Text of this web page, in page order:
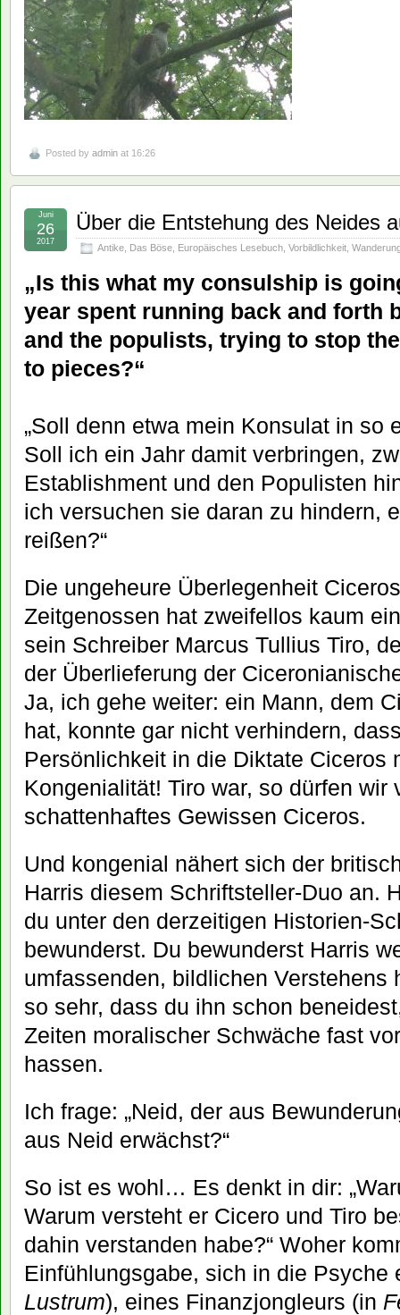
Posted by admin at 16:26
Über die Entstehung des Neides
Antike Das Böse Europäisches Lesebuch Vorbildlichkeit
Juni
26
2017
„Is this what my consulship is
year spent running back and forth
and the populists, trying to stop
to pieces?“
„Soll denn etwa mein Konsulat in so
Soll ich ein Jahr damit verbringen,
Establishment und den Populisten
ich versuchen sie daran zu hindern,
reißen?“
Die ungeheure Überlegenheit
Zeitgenossen hat zweifellos kaum
sein Schreiber Marcus Tullius Tiro,
der Überlieferung der
Ja, ich gehe weiter: ein Mann, dem
hat, konnte gar nicht verhindern,
Persönlichkeit in die Diktate Ciceros
Kongenialität! Tiro war, so dürfen wir
schattenhaftes Gewissen Ciceros.
Und kongenial nähert sich der
Harris diesem Schriftsteller-Duo an.
du unter den derzeitigen Historien-
bewunderst. Du bewunderst Harris
umfassenden, bildlichen Verstehens
so sehr, dass du ihn schon
Zeiten moralischer Schwäche fast
hassen.
Ich frage: „Neid, der aus
aus Neid erwächst?“
So ist es wohl… Es denkt in dir:
Warum versteht er Cicero und Tiro
dahin verstanden habe?“ Woher
Einfühlungsgabe, sich in die Psyche
Lustrum), eines Finanzjongleurs (in